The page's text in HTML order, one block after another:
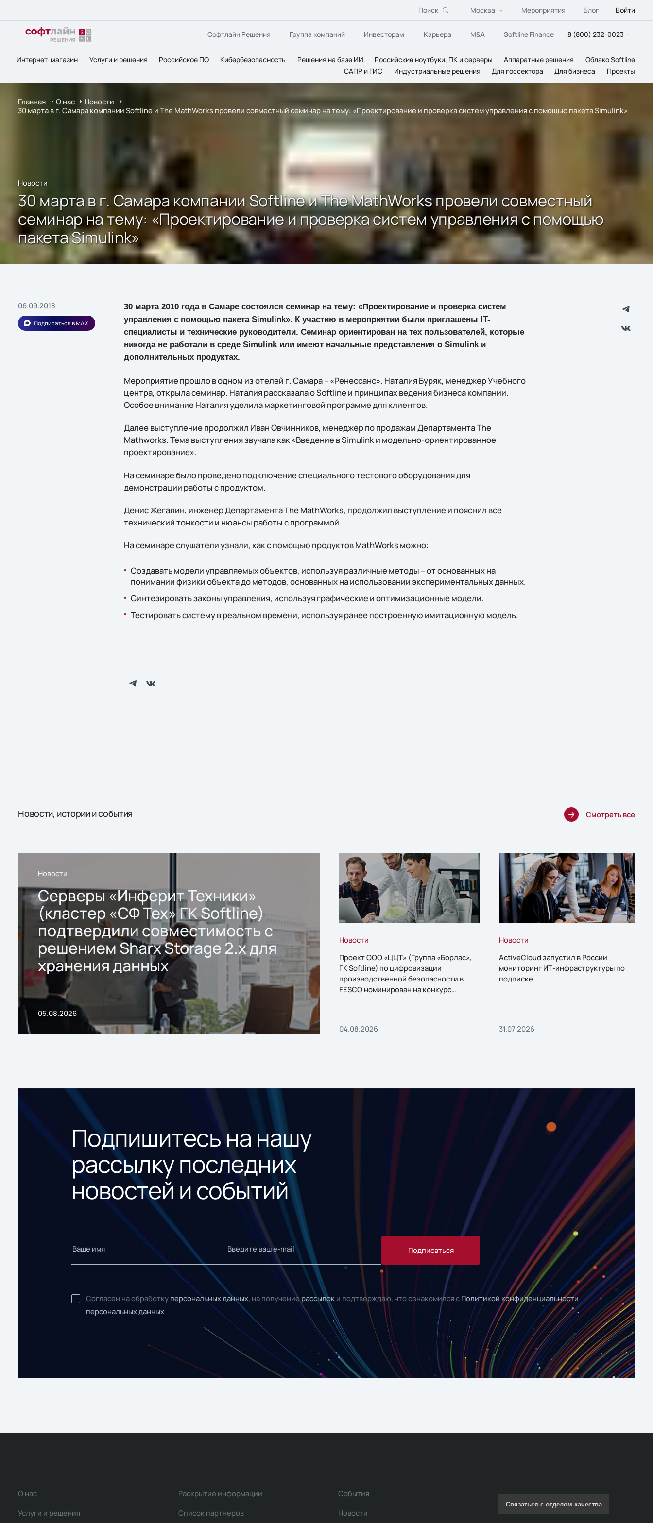
Поиск Москва Мероприятия Блог Войти
Софтлайн Решения Группа компаний Инвесторам Карьера M&A Softline Finance 8 (800) 232-0023
Интернет-магазин Услуги и решения Российское ПО Кибербезопасность Решения на базе ИИ Российские ноутбуки, ПК и серверы Аппаратные решения
Облако Softline
САПР и ГИС
Индустриальные решения Для госсектора Для бизнеса Проекты
Главная О нас
Новости
30 марта в г. Самара компании Softline и The MathWorks провели совместный семинар на тему: «Проектирование и проверка систем управления с помощью пакета Simulink»
Новости
30 марта в г. Самара компании Softline и The MathWorks провели совместный
семинар на тему: «Проектирование и проверка систем управления с помощью
пакета Simulink»
06.09.2018
Подписаться в MAX
30 марта 2010 года в Самаре состоялся семинар на тему: «Проектирование и проверка систем
управления с помощью пакета Simulink». К участию в мероприятии были приглашены IT-
специалисты и технические руководители. Семинар ориентирован на тех пользователей, которые
никогда не работали в среде Simulink или имеют начальные представления о Simulink и
дополнительных продуктах.
Мероприятие прошло в одном из отелей г. Самара – «Ренессанс». Наталия Буряк, менеджер Учебного
центра, открыла семинар. Наталия рассказала о Softline и принципах ведения бизнеса компании.
Особое внимание Наталия уделила маркетинговой программе для клиентов.
Далее выступление продолжил Иван Овчинников, менеджер по продажам Департамента The
Mathworks. Тема выступления звучала как «Введение в Simulink и модельно-ориентированное
проектирование».
На семинаре было проведено подключение специального тестового оборудования для
демонстрации работы с продуктом.
Денис Жегалин, инженер Департамента The MathWorks, продолжил выступление и пояснил все
технический тонкости и нюансы работы с программой.
На семинаре слушатели узнали, как с помощью продуктов MathWorks можно:
Создавать модели управляемых объектов, используя различные методы – от основанных на
понимании физики объекта до методов, основанных на использовании экспериментальных данных.
Синтезировать законы управления, используя графические и оптимизационные модели.
Тестировать систему в реальном времени, используя ранее построенную имитационную модель.
Новости, истории и события Смотреть все
Новости
Серверы «Инферит Техники»
(кластер «СФ Тех» ГК Softline)
подтвердили совместимость с
решением Sharx Storage 2.x для
хранения данных
05.08.2026
Новости
Проект ООО «ЦЦТ» (Группа «Борлас»,
ГК Softline) по цифровизации
производственной безопасности в
FESCO номинирован на конкурс
04.08.2026
Новости
ActiveCloud запустил в России
мониторинг ИТ-инфраструктуры по
подписке
31.07.2026
Подпишитесь на нашу
рассылку последних
новостей и событий
Подписаться
Согласен на обработку персональных данных, на получениерассылок и подтверждаю, что ознакомился с Политикой конфиденциальности
персональных данных
О нас
Услуги и решения
Раскрытие информации
Список партнеров
События
Новости
Связаться с отделом качества